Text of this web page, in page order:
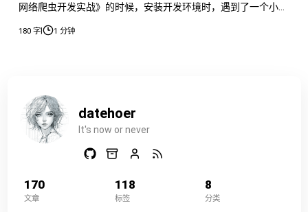
datehoer
It's now or never
170
文章
118
标签
8
分类
网络爬虫开发实战》的时候，安装开发环境时，遇到了一个小问
一试就把解决办法试出来了。 安装 Docker Desktop 时，出现了
180 字| 1 分钟